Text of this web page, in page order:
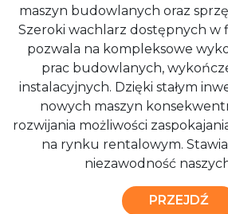
maszyn budowlanych oraz
Szeroki wachlarz dostępnych
pozwala na kompleksowe
prac budowlanych,
instalacyjnych. Dzięki stałym
nowych maszyn
rozwijania możliwości
na rynku rentalowym.
niezawodność
PRZEJDŹ